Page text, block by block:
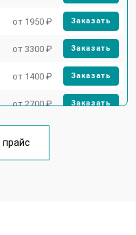
от 1950 ₽ Заказать
от 3300 ₽ Заказать
от 1400 ₽ Заказать
от 2700 ₽ Заказать
от 1750 ₽
прайс